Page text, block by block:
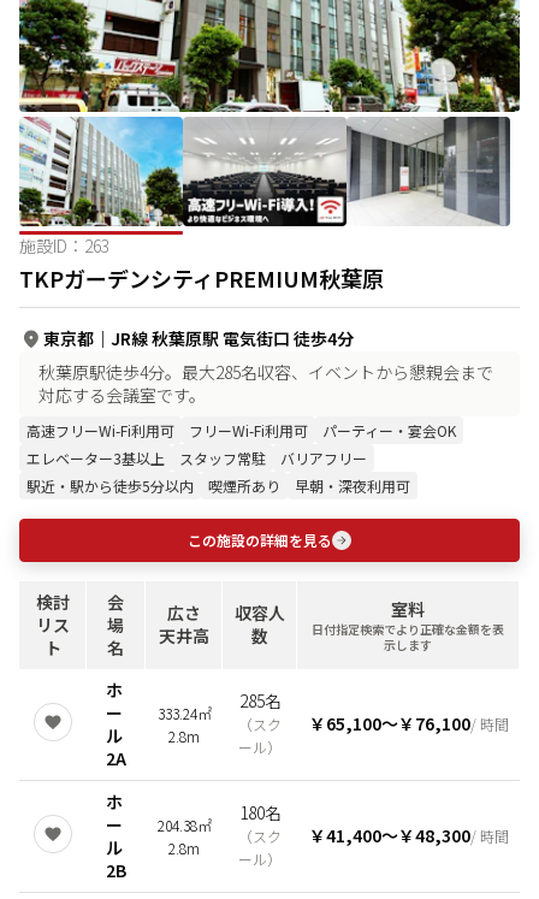
施設ID： 263
TKPガーデンシティPREMIUM秋葉原
東京都 ｜ JR線 秋葉原駅 電気街口 徒歩4分
秋葉原駅徒歩4分。最大285名収容、イベントから懇親会まで
対応する会議室です。
高速フリーWi-Fi利用可 フリーWi-Fi利用可
パーティー・宴会OK
エレベーター3基以上
スタッフ常駐
バリアフリー
駅近・駅から徒歩5分以内
喫煙所あり 早朝・深夜利用可
この施設の詳細を見る
検討
リス
ト
会
場
名
広さ
天井高
収容人
数
室料
日付指定検索でより正確な金額を表
示します
ホ
ー
ル
2A
333.24㎡
2.8m
285名
（スク
ール）
￥65,100〜￥76,100/ 時間
ホ
ー
ル
2B
204.38㎡
2.8m
180名
（スク
ール）
￥41,400〜￥48,300/ 時間